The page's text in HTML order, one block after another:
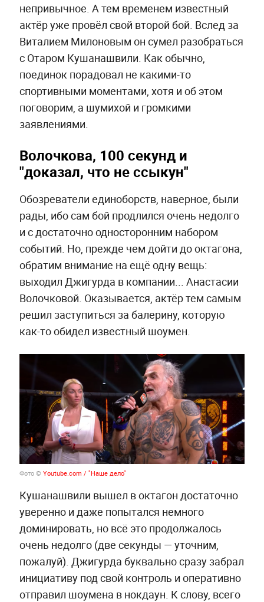
непривычное. А тем временем известный
актёр уже провёл свой второй бой. Вслед за
Виталием Милоновым он сумел разобраться
с Отаром Кушанашвили. Как обычно,
поединок порадовал не какими-то
спортивными моментами, хотя и об этом
поговорим, а шумихой и громкими
заявлениями.
Волочкова, 100 секунд и
"доказал, что не ссыкун"
Обозреватели единоборств, наверное, были
рады, ибо сам бой продлился очень недолго
и с достаточно односторонним набором
событий. Но, прежде чем дойти до октагона,
обратим внимание на ещё одну вещь:
выходил Джигурда в компании... Анастасии
Волочковой. Оказывается, актёр тем самым
решил заступиться за балерину, которую
как-то обидел известный шоумен.
Фото © Youtube.com / "Наше дело"
Кушанашвили вышел в октагон достаточно
уверенно и даже попытался немного
доминировать, но всё это продолжалось
очень недолго (две секунды — уточним,
пожалуй). Джигурда буквально сразу забрал
инициативу под свой контроль и оперативно
отправил шоумена в нокдаун. К слову, всего